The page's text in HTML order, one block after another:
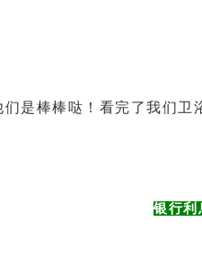
是棒棒哒！看完了我们
银行利